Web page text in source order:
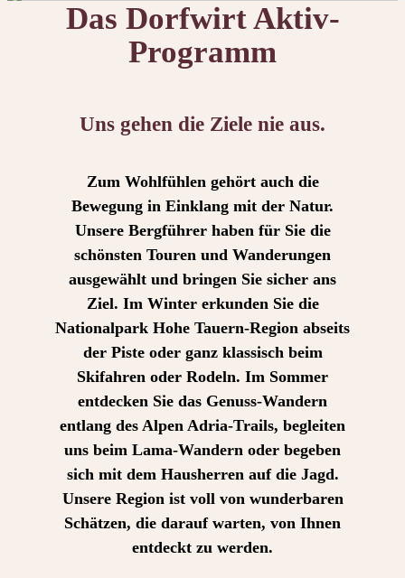
Das Dorfwirt Aktiv-
Programm
Uns gehen die Ziele nie aus.
Zum Wohlfühlen gehört auch die
Bewegung in Einklang mit der Natur.
Unsere Bergführer haben für Sie die
schönsten Touren und Wanderungen
ausgewählt und bringen Sie sicher ans
Ziel. Im Winter erkunden Sie die
Nationalpark Hohe Tauern-Region abseits
der Piste oder ganz klassisch beim
Skifahren oder Rodeln. Im Sommer
entdecken Sie das Genuss-Wandern
entlang des Alpen Adria-Trails, begleiten
uns beim Lama-Wandern oder begeben
sich mit dem Hausherren auf die Jagd.
Unsere Region ist voll von wunderbaren
Schätzen, die darauf warten, von Ihnen
entdeckt zu werden.